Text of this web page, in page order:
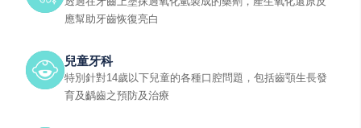
應幫助牙齒恢復亮白
兒童牙科
特別針對14歲以下兒童的各種口腔問題，包括齒顎生長發
育及齲齒之預防及治療